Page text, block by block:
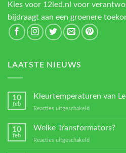
Kies voor 12led.nl voor
bijdraagt aan een groenere
LAATSTE NIEUWS
10
feb
Kleurtemperaturen van
Reacties uitgeschakeld
verlichting
10
feb
Welke Transformators?
Reacties uitgeschakeld